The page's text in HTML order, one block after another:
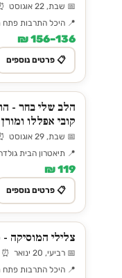
📅 שבת, 22 אוגוסט ⏰ 21:00
📍 היכל התרבות פתח
136–156 ₪
📋 פרטים נוספים
הלב שלי בחר -
קובי אפללו
📅 שבת, 29 אוגוסט ⏰ 21:00
📍 תיאטרון הבית
119 ₪
📋 פרטים נוספים
צלילי המוסיקה
📅 רביעי, 20 ינואר ⏰ 18:00
📍 היכל התרבות פתח